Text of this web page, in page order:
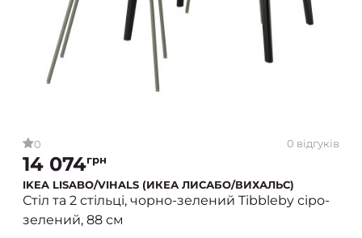
0 0 відгуків
14 074грн
IKEA LISABO/VIHALS (ИКЕА ЛИСАБО/ВИХАЛЬС)
Стіл та 2 стільці, чорно-зелений Tibbleby сіро-
зелений, 88 см